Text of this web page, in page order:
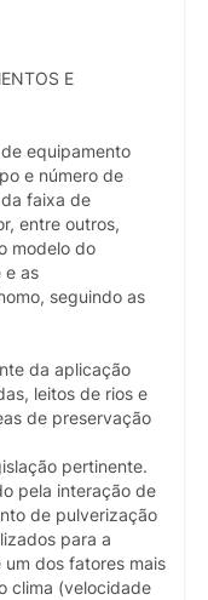
E
equipamento
e número de
faixa de
entre outros,
modelo do
e as
seguindo as
da aplicação
leitos de rios e
de preservação
pertinente.
pela interação de
de pulverização
para a
dos fatores mais
clima (velocidade